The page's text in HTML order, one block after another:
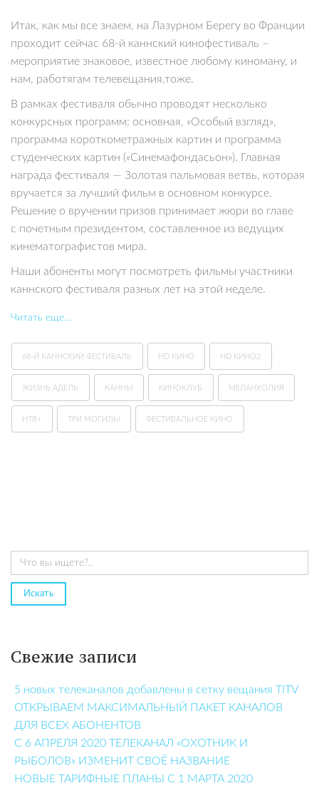
Итак, как мы все знаем, на Лазурном Берегу во Франции
проходит сейчас 68-й каннский кинофестиваль –
мероприятие знаковое, известное любому киноману, и
нам, работягам телевещания,тоже.
В рамках фестиваля обычно проводят несколько
конкурсных программ: основная, «Особый взгляд»,
программа короткометражных картин и программа
студенческих картин («Синемафондасьон»). Главная
награда фестиваля — Золотая пальмовая ветвь, которая
вручается за лучший фильм в основном конкурсе.
Решение о вручении призов принимает жюри во главе
с почетным президентом, составленное из ведущих
кинематографистов мира.
Наши абоненты могут посмотреть фильмы участники
каннского фестиваля разных лет на этой неделе.
Читать еще…
68-Й КАННСКИЙ ФЕСТИВАЛЬ HD КИНО HD КИНО2
ЖИЗНЬ АДЕЛЬ КАННЫ КИНОКЛУБ МЕЛАНХОЛИЯ
НТВ+ ТРИ МОГИЛЫ ФЕСТИВАЛЬНОЕ КИНО
Свежие записи
5 новых телеканалов добавлены в сетку вещания TITV
ОТКРЫВАЕМ МАКСИМАЛЬНЫЙ ПАКЕТ КАНАЛОВ
ДЛЯ ВСЕХ АБОНЕНТОВ
С 6 АПРЕЛЯ 2020 ТЕЛЕКАНАЛ «ОХОТНИК И
РЫБОЛОВ» ИЗМЕНИТ СВОЁ НАЗВАНИЕ
НОВЫЕ ТАРИФНЫЕ ПЛАНЫ С 1 МАРТА 2020